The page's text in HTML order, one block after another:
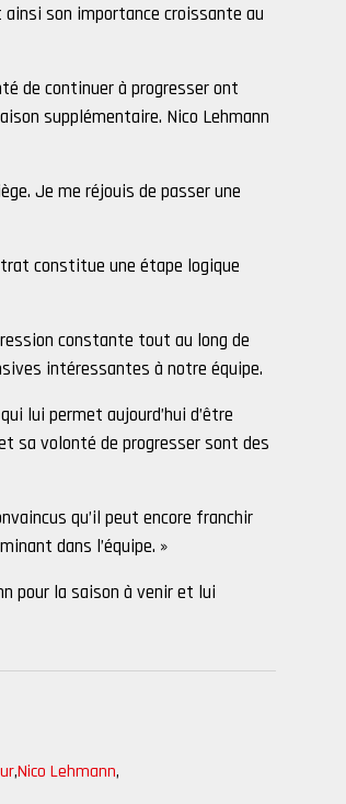
son importance croissante au
de continuer à progresser ont
supplémentaire. Nico Lehmann
Je me réjouis de passer une
constitue une étape logique
constante tout au long de
intéressantes à notre équipe.
lui permet aujourd’hui d’être
sa volonté de progresser sont des
qu’il peut encore franchir
dans l’équipe. »
pour la saison à venir et lui
,Nico Lehmann,